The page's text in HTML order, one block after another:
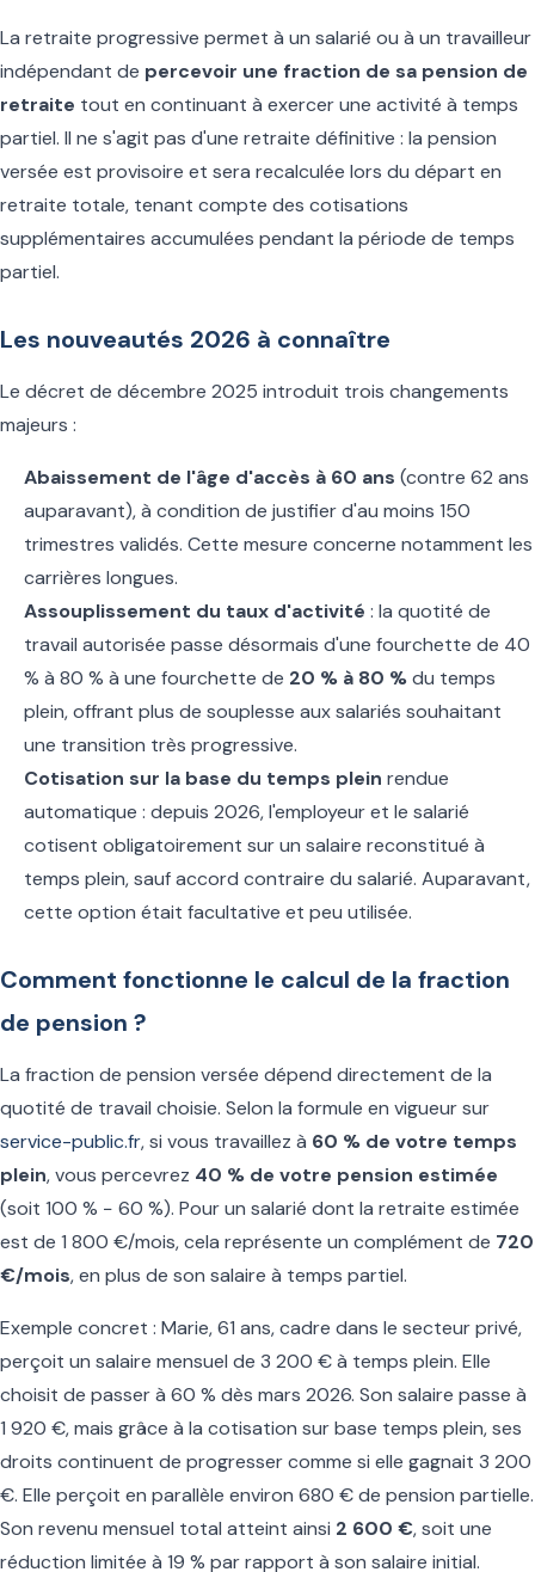
La retraite progressive permet à un salarié ou à un travailleur
indépendant de percevoir une fraction de sa pension de
retraite tout en continuant à exercer une activité à temps
partiel. Il ne s'agit pas d'une retraite définitive : la pension
versée est provisoire et sera recalculée lors du départ en
retraite totale, tenant compte des cotisations
supplémentaires accumulées pendant la période de temps
partiel.
Les nouveautés 2026 à connaître
Le décret de décembre 2025 introduit trois changements
majeurs :
Abaissement de l'âge d'accès à 60 ans (contre 62 ans
auparavant), à condition de justifier d'au moins 150
trimestres validés. Cette mesure concerne notamment les
carrières longues.
Assouplissement du taux d'activité : la quotité de
travail autorisée passe désormais d'une fourchette de 40
% à 80 % à une fourchette de 20 % à 80 %du temps
plein, offrant plus de souplesse aux salariés souhaitant
une transition très progressive.
Cotisation sur la base du temps plein rendue
automatique : depuis 2026, l'employeur et le salarié
cotisent obligatoirement sur un salaire reconstitué à
temps plein, sauf accord contraire du salarié. Auparavant,
cette option était facultative et peu utilisée.
Comment fonctionne le calcul de la fraction
de pension ?
La fraction de pension versée dépend directement de la
quotité de travail choisie. Selon la formule en vigueur sur
service-public.fr, si vous travaillez à 60 % de votre temps
plein, vous percevrez 40 % de votre pension estimée
(soit 100 % − 60 %). Pour un salarié dont la retraite estimée
est de 1 800 €/mois, cela représente un complément de 720
€/mois, en plus de son salaire à temps partiel.
Exemple concret : Marie, 61 ans, cadre dans le secteur privé,
perçoit un salaire mensuel de 3 200 € à temps plein. Elle
choisit de passer à 60 % dès mars 2026. Son salaire passe à
1 920 €, mais grâce à la cotisation sur base temps plein, ses
droits continuent de progresser comme si elle gagnait 3 200
€. Elle perçoit en parallèle environ 680 € de pension partielle.
Son revenu mensuel total atteint ainsi 2 600 €, soit une
réduction limitée à 19 % par rapport à son salaire initial.